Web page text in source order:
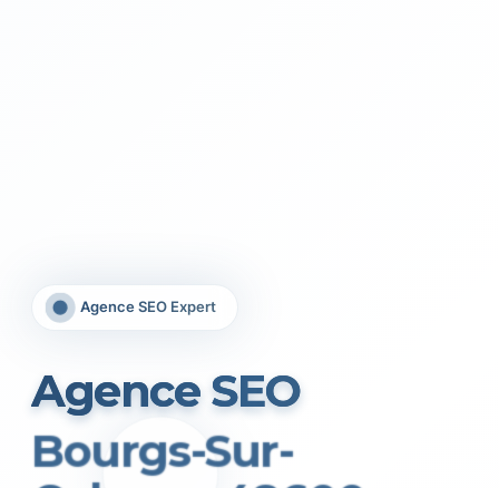
Agence SEO Expert
Agence SEO
Bourgs-Sur-